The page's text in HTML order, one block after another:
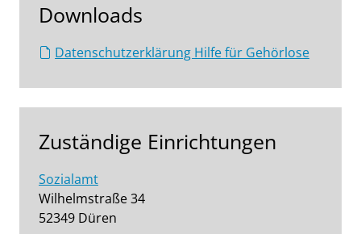
Downloads
Datenschutzerklärung Hilfe für Gehörlose
Zuständige Einrichtungen
Sozialamt
Wilhelmstraße 34
52349 Düren